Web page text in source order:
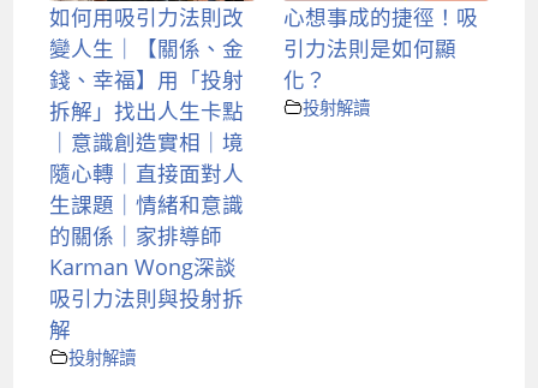
如何用吸引力法則改
變人生｜【關係、金
錢、幸福】用「投射
拆解」找出人生卡點
｜意識創造實相｜境
隨心轉｜直接面對人
生課題｜情緒和意識
的關係｜家排導師
Karman Wong深談
吸引力法則與投射拆
解
投射解讀
心想事成的捷徑！吸
引力法則是如何顯
化？
投射解讀